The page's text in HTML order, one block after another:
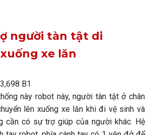
người tàn tật di
xe lăn
B1
này robot này, người tàn tật ở chân
lên xuống xe lăn khi đi vệ sinh và
cần có sự trợ giúp của người khác. Hệ